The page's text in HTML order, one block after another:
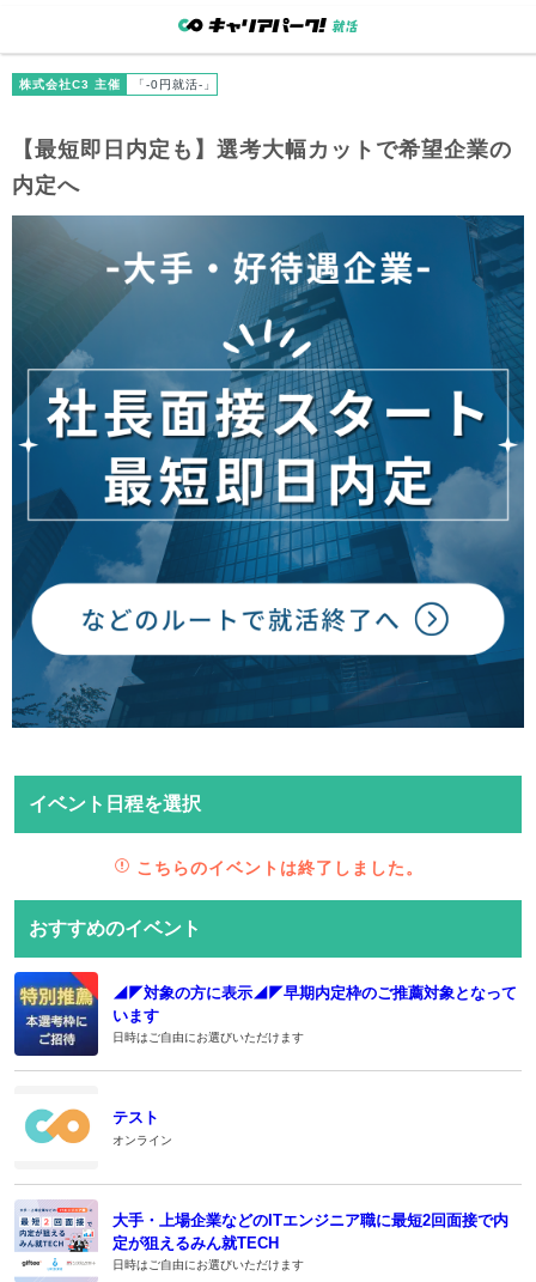
株式会社C3 主催 「-0円就活-」
【最短即日内定も】選考大幅カットで希望企業の
内定へ
イベント日程を選択
こちらのイベントは終了しました。
おすすめのイベント
◢◤対象の方に表示◢◤早期内定枠のご推薦対象となって
います
日時はご自由にお選びいただけます
テスト
オンライン
大手・上場企業などのITエンジニア職に最短2回面接で内
定が狙えるみん就TECH
日時はご自由にお選びいただけます